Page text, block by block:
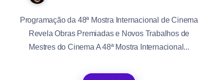
Programação da 48ª Mostra Internacional de Cinema
Revela Obras Premiadas e Novos Trabalhos de
Mestres do Cinema A 48ª Mostra Internacional...